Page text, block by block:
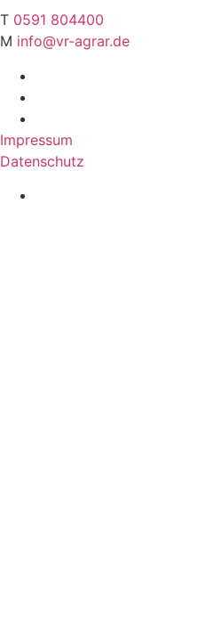
T 0591 804400
M info@vr-agrar.de
Impressum
Datenschutz